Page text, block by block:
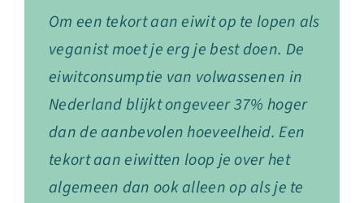
Om een tekort aan eiwit op te lopen als
veganist moet je erg je best doen. De
eiwitconsumptie van volwassenen in
Nederland blijkt ongeveer 37% hoger
dan de aanbevolen hoeveelheid. Een
tekort aan eiwitten loop je over het
algemeen dan ook alleen op als je te